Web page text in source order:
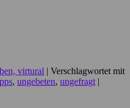
virtural | Verschlagwortet mit
, ungebeten, ungefragt |